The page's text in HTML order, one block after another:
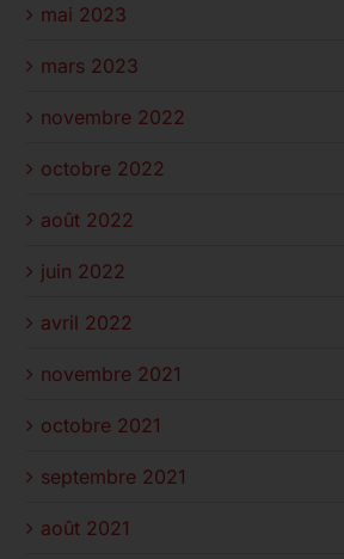
mai 2023
mars 2023
novembre 2022
octobre 2022
août 2022
juin 2022
avril 2022
novembre 2021
octobre 2021
septembre 2021
août 2021